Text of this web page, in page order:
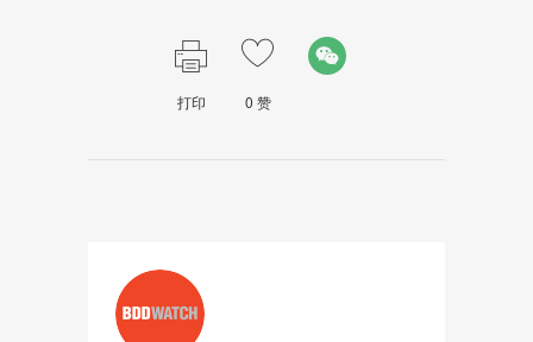
打印 0 赞